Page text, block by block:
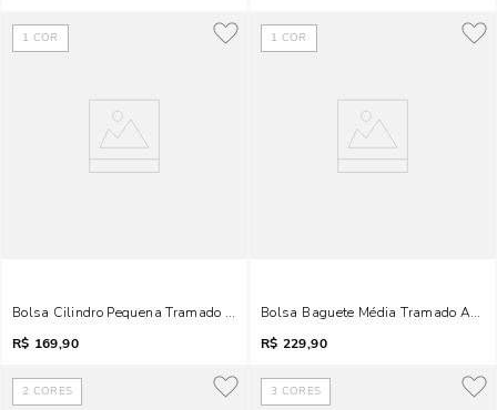
1 COR
Bolsa Cilindro Pequena Tramado Bege Transversal
R$ 169,90
1 COR
Bolsa Baguete Média Tramado
R$ 229,90
2 CORES 3 CORES